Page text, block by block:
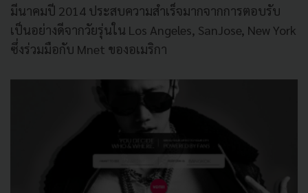
มีนาคมปี 2014 ประสบความสำเร็จมากจากการตอบรับ
เป็นอย่างดีจากวัยรุ่นใน Los Angeles, SanJose, New York
ซึ่งร่วมมือกับ Mnet ของอเมริกา